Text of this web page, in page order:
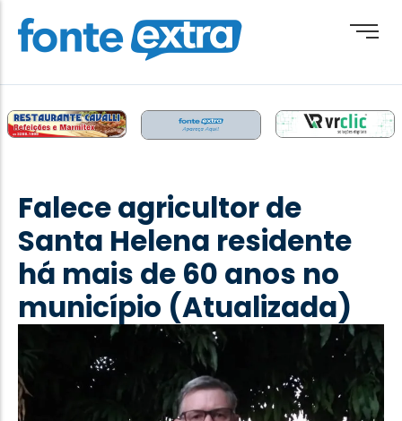
Destaque
Esporte
Geral
Obituário
Paraná
Política
Falece agricultor de
Santa Helena residente
há mais de 60 anos no
município (Atualizada)